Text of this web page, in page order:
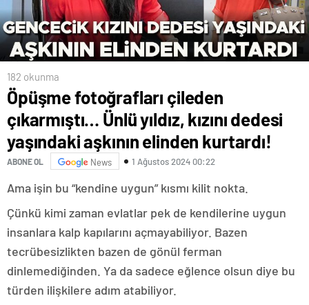
182 okunma
Öpüşme fotoğrafları çileden
çıkarmıştı… Ünlü yıldız, kızını dedesi
yaşındaki aşkının elinden kurtardı!
ABONE OL News 1 Ağustos 2024 00:22
Ama işin bu “kendine uygun” kısmı kilit nokta.
Çünkü kimi zaman evlatlar pek de kendilerine uygun
insanlara kalp kapılarını açmayabiliyor. Bazen
tecrübesizlikten bazen de gönül ferman
dinlemediğinden. Ya da sadece eğlence olsun diye bu
türden ilişkilere adım atabiliyor.